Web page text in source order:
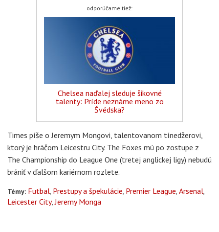
odporúčame tiež:
Chelsea naďalej sleduje šikovné
talenty: Príde neznáme meno zo
Švédska?
Times píše o Jeremym Mongovi, talentovanom tínedžerovi,
ktorý je hráčom Leicestru City. The Foxes mú po zostupe z
The Championship do League One (tretej anglickej ligy) nebudú
brániť v ďalšom kariérnom rozlete.
Témy: Futbal Prestupy a špekulácie Premier League Arsenal
Leicester City Jeremy Monga